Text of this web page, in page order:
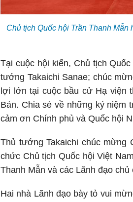
Chủ tịch Quốc hội Trần Thanh
Tại cuộc hội kiến, Chủ tịch
tướng Takaichi Sanae; chúc
lợi lớn tại cuộc bầu cử Hạ viện
Bản. Chia sẻ về những kỷ niệm
cảm ơn Chính phủ và Quốc hội
Thủ tướng Takaichi chúc mừng
chức Chủ tịch Quốc hội Việt
Thanh Mẫn và các Lãnh đạo
Hai nhà Lãnh đạo bày tỏ vui